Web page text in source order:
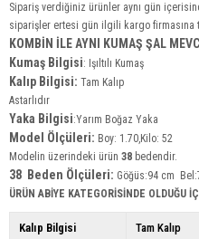
Sipariş verdiğiniz ürünler aynı gün
siparişler ertesi gün ilgili kargo firmasına
KOMBİN İLE AYNI KUMAŞ ŞAL
Kumaş Bilgisi: Işıltılı Kumaş
Kalıp Bilgisi: Tam Kalıp
Astarlıdır
Yaka Bilgisi:Yarım Boğaz Yaka
Model Ölçüleri: Boy: 1.70,Kilo: 52
Modelin üzerindeki ürün 38 bedendir.
38 Beden Ölçüleri: Göğüs:94 cm
ÜRÜN ABİYE KATEGORİSİNDE OLDUĞU
Kalıp Bilgisi Tam Kalıp